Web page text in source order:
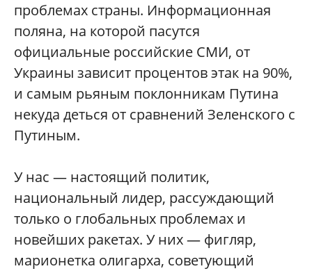
проблемах страны. Информационная
поляна, на которой пасутся
официальные российские СМИ, от
Украины зависит процентов этак на 90%,
и самым рьяным поклонникам Путина
некуда деться от сравнений Зеленского с
Путиным.
У нас — настоящий политик,
национальный лидер, рассуждающий
только о глобальных проблемах и
новейших ракетах. У них — фигляр,
марионетка олигарха, советующий